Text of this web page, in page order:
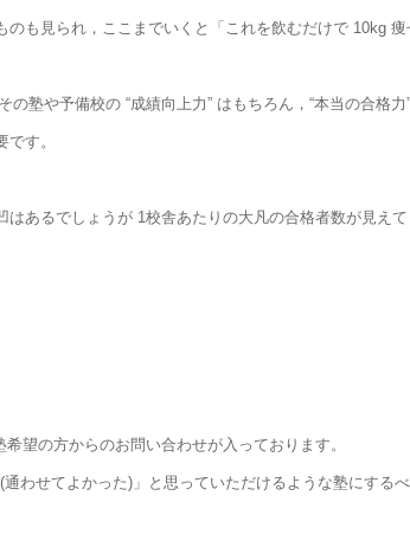
も見られ，ここまでいくと「これを飲むだけで 10kg
や予備校の “成績向上力” はもちろん，“本当の合格力
す。
あるでしょうが 1校舎あたりの大凡の合格者数が見えて
望の方からのお問い合わせが入っております。
せてよかった)」と思っていただけるような塾にする